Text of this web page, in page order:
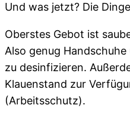
Und was jetzt? Die
Oberstes Gebot ist
Also genug
zu desinfizieren.
Klauenstand zur
(Arbeitsschutz).